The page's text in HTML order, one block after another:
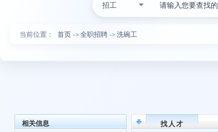
招工
当前位置： 首页 ->全职招聘 ->洗碗工
相关信息 找人才